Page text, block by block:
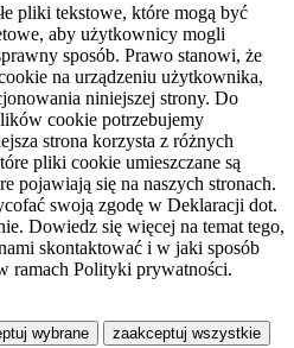
pliki tekstowe, które mogą być
aby użytkownicy mogli
sposób. Prawo stanowi, że
na urządzeniu użytkownika,
niniejszej strony. Do
cookie potrzebujemy
strona korzysta z różnych
pliki cookie umieszczane są
pojawiają się na naszych stronach.
swoją zgodę w Deklaracji dot.
Dowiedz się więcej na temat tego,
skontaktować i w jaki sposób
ramach Polityki prywatności.
wybrane zaakceptuj wszystkie